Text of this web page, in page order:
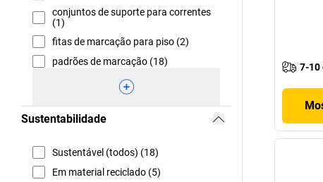
conjuntos de suporte para correntes
(1)
fitas de marcação para piso (2)
padrões de marcação (18)
Sustentabilidade
Sustentável (todos) (18)
Em material reciclado (5)
7-10